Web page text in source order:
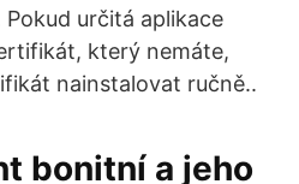
určitá aplikace
který nemáte,
nainstalovat ručně..
bonitní a jeho